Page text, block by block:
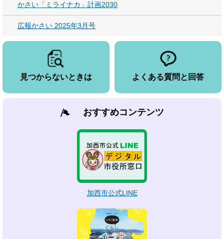
かさい「ミライナカ」計画2030
広報かさい 2025年3月号
見つからないときは よくある質問と回答
おすすめコンテンツ
加西市公式LINE